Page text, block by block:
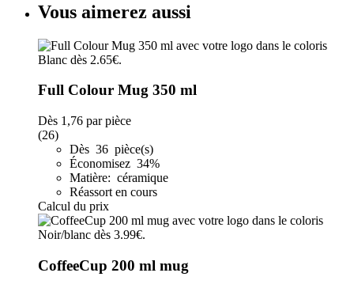
Vous aimerez aussi
Full Colour Mug 350 ml
Dès 1,76 par pièce
(26)
Dès 36 pièce(s)
Économisez 34%
Matière: céramique
Réassort en cours
Calcul du prix
CoffeeCup 200 ml mug